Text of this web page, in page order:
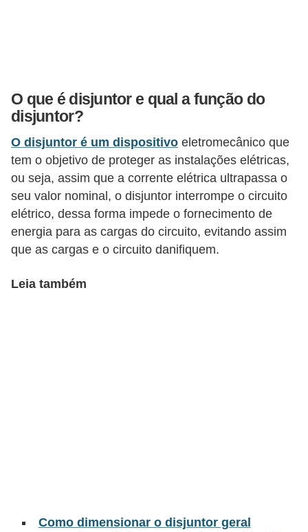
O que é disjuntor e qual a função do
disjuntor?
O disjuntor é um dispositivo eletromecânico que
tem o objetivo de proteger as instalações elétricas,
ou seja, assim que a corrente elétrica ultrapassa o
seu valor nominal, o disjuntor interrompe o circuito
elétrico, dessa forma impede o fornecimento de
energia para as cargas do circuito, evitando assim
que as cargas e o circuito danifiquem.
Leia também
Como dimensionar o disjuntor geral
é
t
r
i
c
o
s
C